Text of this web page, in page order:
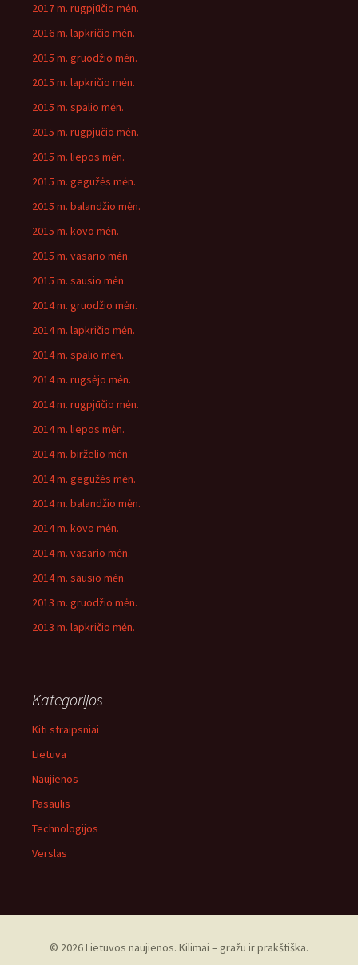
2017 m. rugpjūčio mėn.
2016 m. lapkričio mėn.
2015 m. gruodžio mėn.
2015 m. lapkričio mėn.
2015 m. spalio mėn.
2015 m. rugpjūčio mėn.
2015 m. liepos mėn.
2015 m. gegužės mėn.
2015 m. balandžio mėn.
2015 m. kovo mėn.
2015 m. vasario mėn.
2015 m. sausio mėn.
2014 m. gruodžio mėn.
2014 m. lapkričio mėn.
2014 m. spalio mėn.
2014 m. rugsėjo mėn.
2014 m. rugpjūčio mėn.
2014 m. liepos mėn.
2014 m. birželio mėn.
2014 m. gegužės mėn.
2014 m. balandžio mėn.
2014 m. kovo mėn.
2014 m. vasario mėn.
2014 m. sausio mėn.
2013 m. gruodžio mėn.
2013 m. lapkričio mėn.
Kategorijos
Kiti straipsniai
Lietuva
Naujienos
Pasaulis
Technologijos
Verslas
© 2026 Lietuvos naujienos. Kilimai – gražu ir prakštiška.